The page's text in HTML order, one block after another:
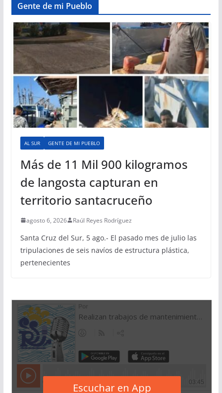
Gente de mi Pueblo
AL SUR GENTE DE MI PUEBLO
Más de 11 Mil 900 kilogramos
de langosta capturan en
territorio santacruceño
agosto 6, 2026 Raúl Reyes Rodríguez
Santa Cruz del Sur, 5 ago.- El pasado mes de julio las
tripulaciones de seis navíos de estructura plástica,
pertenecientes